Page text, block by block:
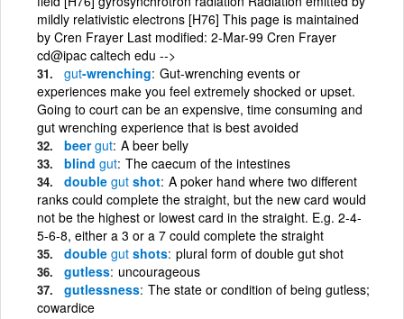
mildly relativistic electrons [H76] This page is maintained
by Cren Frayer Last modified: 2-Mar-99 Cren Frayer
cd@ipac caltech edu -->
gut-wrenching Gut-wrenching events or
experiences make you feel extremely shocked or upset.
Going to court can be an expensive, time consuming and
gut wrenching experience that is best avoided
beergut A beer belly
blind gut The caecum of the intestines
double gut shot A poker hand where two different
ranks could complete the straight, but the new card would
not be the highest or lowest card in the straight. E.g. 2-4-
5-6-8, either a 3 or a 7 could complete the straight
double gut shots plural form of double gut shot
gutless uncourageous
gutlessness The state or condition of being gutless;
cowardice